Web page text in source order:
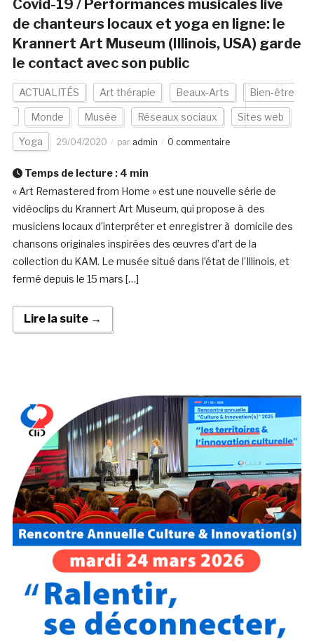
Covid-19 / Performances musicales live
de chanteurs locaux et yoga en ligne: le
Krannert Art Museum (Illinois, USA) garde
le contact avec son public
ACTUALITÉS Art thérapie Beaux-Arts Bien-être
Monde Musée Réseaux sociaux Sites web
Yoga 29/04/2020 par admin 0 commentaire
Temps de lecture : 4 min
« Art Remastered from Home » est une nouvelle série de
vidéoclips du Krannert Art Museum, qui propose à des
musiciens locaux d’interpréter et enregistrer à domicile des
chansons originales inspirées des œuvres d’art de la
collection du KAM. Le musée situé dans l’état de l’Illinois, et
fermé depuis le 15 mars […]
Lire la suite →